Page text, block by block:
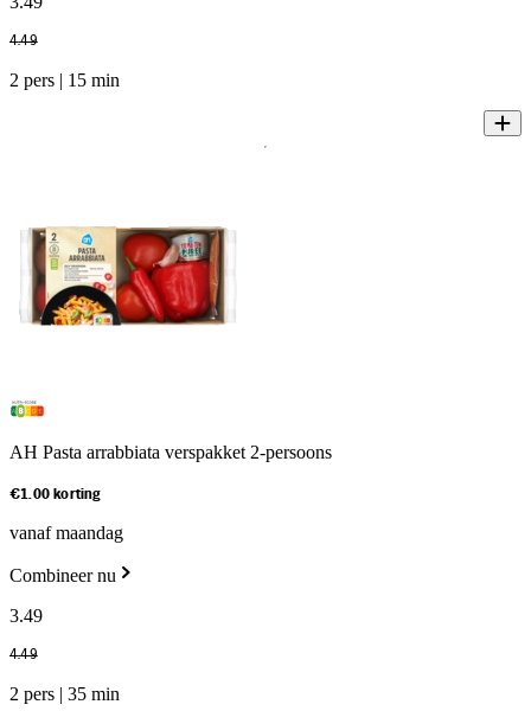
4.49
2 pers | 15 min
AH Pasta arrabbiata verspakket 2-persoons
€1.00 korting
vanaf maandag
Combineer nu
3.49
4.49
2 pers | 35 min